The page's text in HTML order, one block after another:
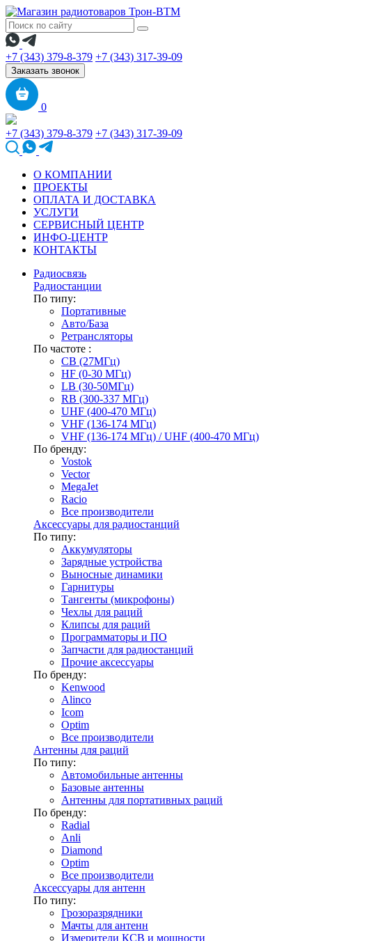
+7 (343) 379-8-379 +7 (343) 317-39-09
Заказать звонок
0
+7 (343) 379-8-379 +7 (343) 317-39-09
О КОМПАНИИ
ПРОЕКТЫ
ОПЛАТА И ДОСТАВКА
УСЛУГИ
СЕРВИСНЫЙ ЦЕНТР
ИНФО-ЦЕНТР
КОНТАКТЫ
Радиосвязь
Радиостанции
По типу:
Портативные
Авто/База
Ретрансляторы
По частоте :
CB (27МГц)
HF (0-30 МГц)
LB (30-50МГц)
RB (300-337 МГц)
UHF (400-470 МГц)
VHF (136-174 МГц)
VHF (136-174 МГц) / UHF (400-470 МГц)
По бренду:
Vostok
Vector
MegaJet
Racio
Все производители
Аксессуары для радиостанций
По типу:
Аккумуляторы
Зарядные устройства
Выносные динамики
Гарнитуры
Тангенты (микрофоны)
Чехлы для раций
Клипсы для раций
Программаторы и ПО
Запчасти для радиостанций
Прочие аксессуары
По бренду:
Kenwood
Alinco
Icom
Optim
Все производители
Антенны для раций
По типу:
Автомобильные антенны
Базовые антенны
Антенны для портативных раций
По бренду:
Radial
Anli
Diamond
Optim
Все производители
Аксессуары для антенн
По типу:
Грозоразрядники
Мачты для антенн
Измерители КСВ и мощности